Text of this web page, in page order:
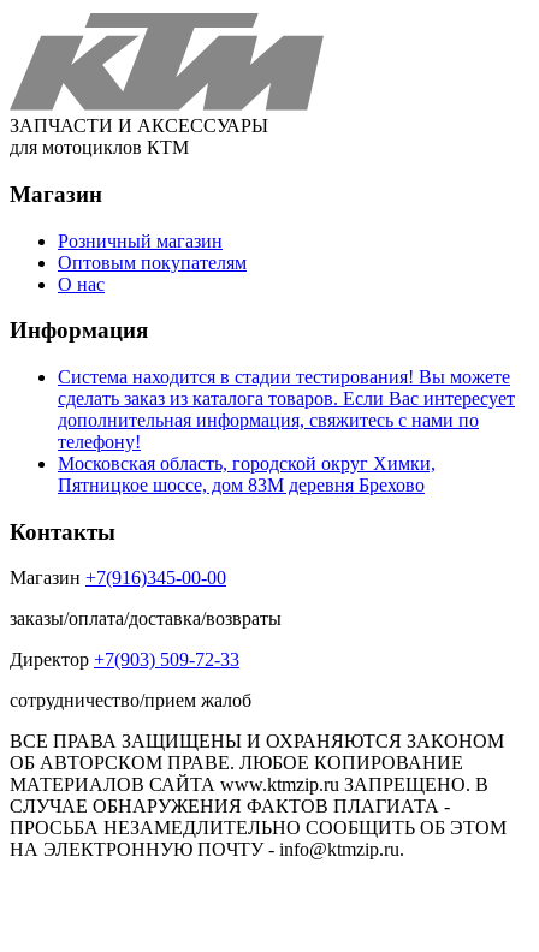
ЗАПЧАСТИ И АКСЕССУАРЫ
для мотоциклов КТМ
Магазин
Розничный магазин
Оптовым покупателям
О нас
Информация
Система находится в стадии тестирования! Вы можете
сделать заказ из каталога товаров. Если Вас интересует
дополнительная информация, свяжитесь с нами по
телефону!
Московская область, городской округ Химки,
Пятницкое шоссе, дом 83М деревня Брехово
Контакты
Магазин +7(916)345-00-00
заказы/оплата/доставка/возвраты
Директор +7(903) 509-72-33
сотрудничество/прием жалоб
ВСЕ ПРАВА ЗАЩИЩЕНЫ И ОХРАНЯЮТСЯ ЗАКОНОМ
ОБ АВТОРСКОМ ПРАВЕ. ЛЮБОЕ КОПИРОВАНИЕ
МАТЕРИАЛОВ САЙТА www.ktmzip.ru ЗАПРЕЩЕНО. В
СЛУЧАЕ ОБНАРУЖЕНИЯ ФАКТОВ ПЛАГИАТА -
ПРОСЬБА НЕЗАМЕДЛИТЕЛЬНО СООБЩИТЬ ОБ ЭТОМ
НА ЭЛЕКТРОННУЮ ПОЧТУ - info@ktmzip.ru.